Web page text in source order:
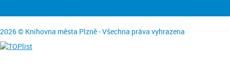
2026 © Knihovna města Plzně - Všechna práva vyhrazena